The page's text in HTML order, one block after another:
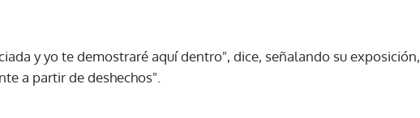
y yo te demostraré aquí dentro", dice, señalando su exposición,
a partir de deshechos".